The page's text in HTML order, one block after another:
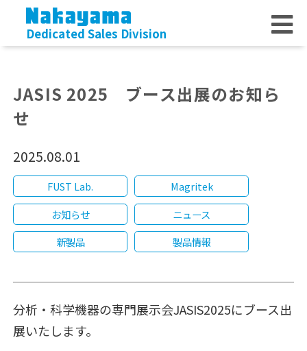
Dedicated Sales Division
JASIS 2025 ブース出展のお知ら
せ
2025.08.01
FUST Lab.
Magritek
お知らせ
ニュース
新製品
製品情報
分析・科学機器の専門展示会JASIS2025にブース出
展いたします。